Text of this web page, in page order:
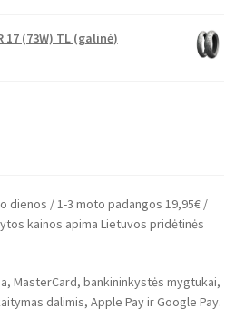
17 (73W) TL (galinė)
dienos / 1-3 moto padangos 19,95€ /
kainos apima Lietuvos pridėtinės
MasterCard, bankininkystės mygtukai,
dalimis, Apple Pay ir Google Pay.